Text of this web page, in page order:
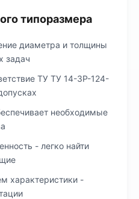
типоразмера
диаметра и толщины
задач
ТУ ТУ 14-3Р-124-
необходимые
- легко найти
характеристики -